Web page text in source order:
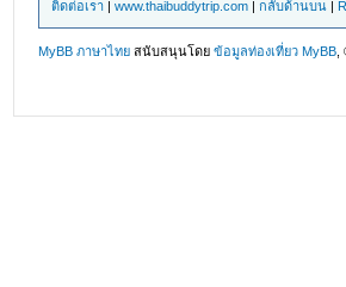
ติดต่อเรา |www.thaibuddytrip.com |กลับด้านบน |
MyBB ภาษาไทย สนับสนุนโดยข้อมูลท่องเที่ยว MyBB